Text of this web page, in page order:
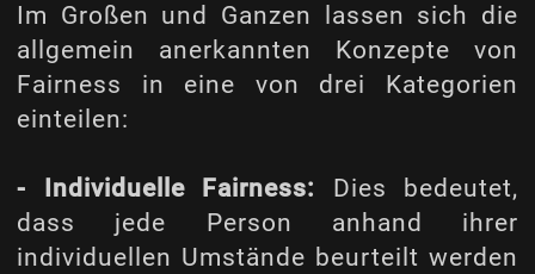
Im Großen und Ganzen lassen sich die
allgemein anerkannten Konzepte von
Fairness in eine von drei Kategorien
einteilen:
- Individuelle Fairness: Dies bedeutet,
dass jede Person anhand ihrer
individuellen Umstände beurteilt werden